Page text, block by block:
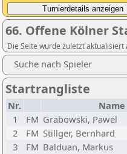
66. Offene Kölner
Die Seite wurde zuletzt aktualisiert
Suche nach Spieler
Startrangliste
Nr. Name
1
FM Grabowski, Pawel
2
FM Stillger, Bernhard
3
FM Balduan, Markus